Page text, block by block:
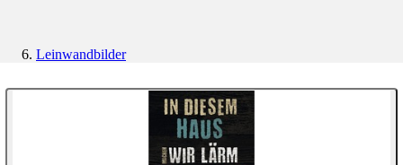
Leinwandbilder